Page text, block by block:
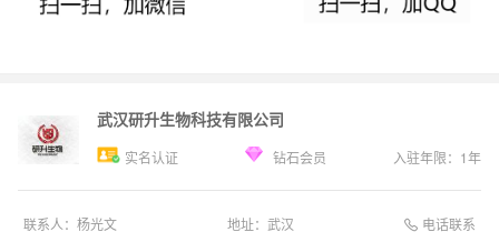
武汉研升生物科技有限公司
实名认证 钻石会员 入驻年限： 1年
联系人： 杨光文 地址： 武汉 电话联系